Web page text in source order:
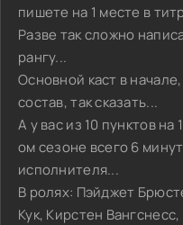
пишете на 1 месте в
Разве так сложно
рангу...
Основной каст в
состав, так сказать...
А у вас из 10 пунктов
ом сезоне всего 6
исполнителя...
В ролях: Пэйджет
Кук, Кирстен